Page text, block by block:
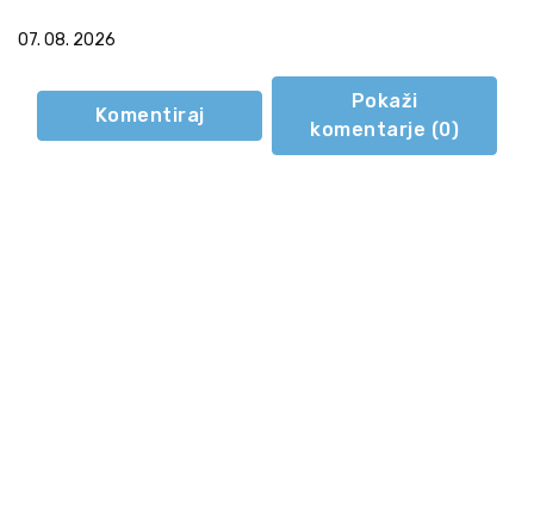
07. 08. 2026
Komentiraj
Pokaži
komentarje (0)